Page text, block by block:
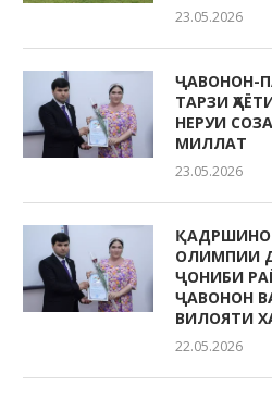
23.05.2026
ҶАВОНОН-
ТАРЗИ
НЕРУИ
МИЛЛАТ
23.05.2026
ОЛИМПИИ
ҶОНИБИ
ҶАВОНОН
ВИЛОЯТИ
22.05.2026